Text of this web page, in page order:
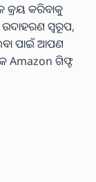
କ୍ରୟ କରିବାକୁ
ସ୍ୱରୂପ,
ପାଇଁ ଆପଣ
Amazon ଗିଫ୍ଟ